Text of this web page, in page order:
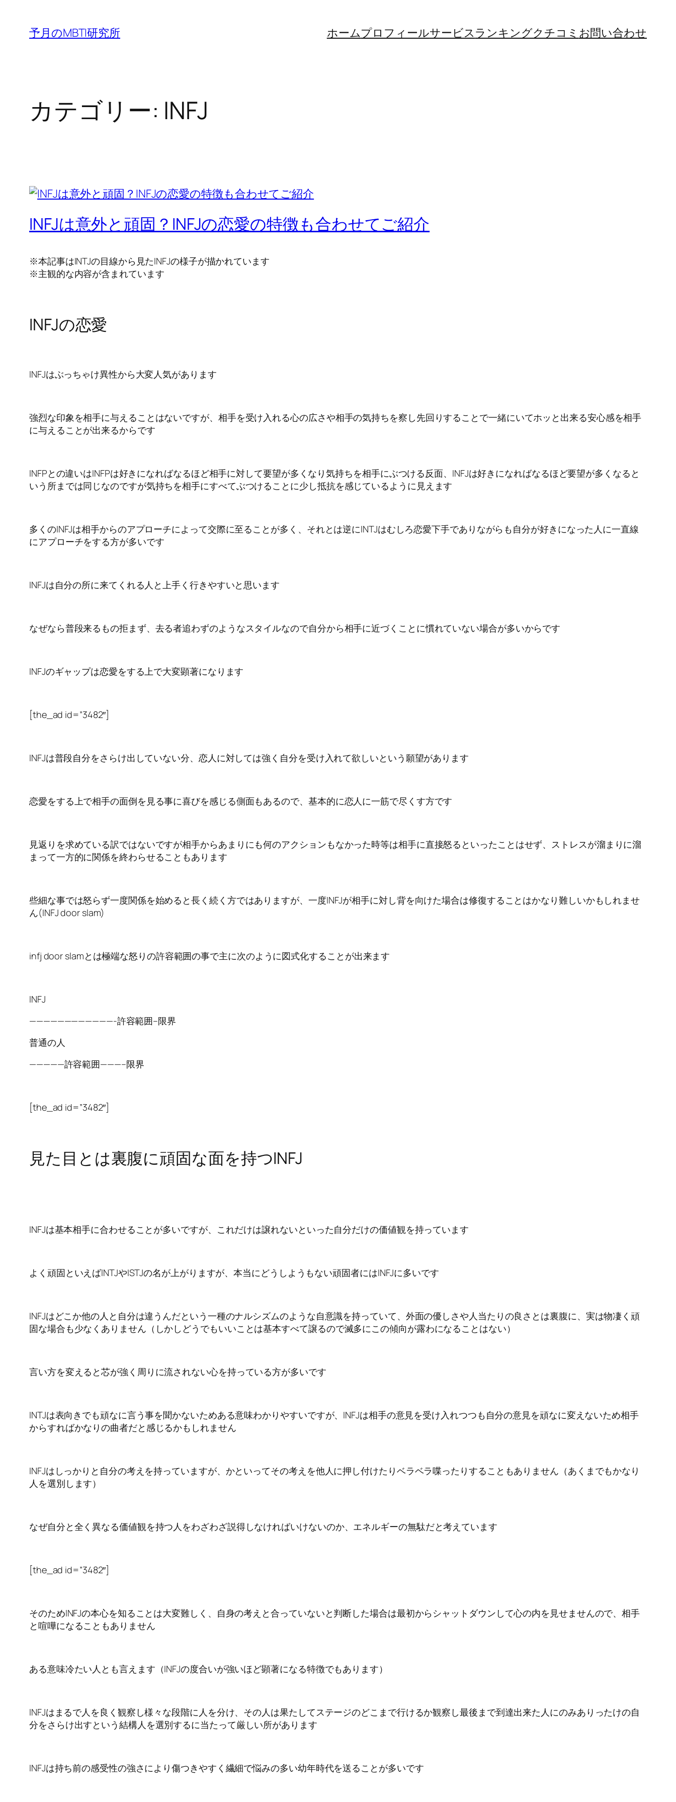
予月のMBTI研究所 ホームプロフィールサービスランキングクチコミ お問い合わせ
カテゴリー: INFJ
INFJは意外と頑固？INFJの恋愛の特徴も合わせてご紹介
※本記事はINTJの目線から見たINFJの様子が描かれています
※主観的な内容が含まれています
INFJの恋愛
INFJはぶっちゃけ異性から大変人気があります
強烈な印象を相手に与えることはないですが、相手を受け入れる心の広さや相手の気持ちを察し先回りすることで一緒にいてホッと出来る安心感を相手
に与えることが出来るからです
INFPとの違いはINFPは好きになればなるほど相手に対して要望が多くなり気持ちを相手にぶつける反面、INFJは好きになればなるほど要望が多くなると
いう所までは同じなのですが気持ちを相手にすべてぶつけることに少し抵抗を感じているように見えます
多くのINFJは相手からのアプローチによって交際に至ることが多く、それとは逆にINTJはむしろ恋愛下手でありながらも自分が好きになった人に一直線
にアプローチをする方が多いです
INFJは自分の所に来てくれる人と上手く行きやすいと思います
なぜなら普段来るもの拒まず、去る者追わずのようなスタイルなので自分から相手に近づくことに慣れていない場合が多いからです
INFJのギャップは恋愛をする上で大変顕著になります
[the_ad id=”3482″]
INFJは普段自分をさらけ出していない分、恋人に対しては強く自分を受け入れて欲しいという願望があります
恋愛をする上で相手の面倒を見る事に喜びを感じる側面もあるので、基本的に恋人に一筋で尽くす方です
見返りを求めている訳ではないですが相手からあまりにも何のアクションもなかった時等は相手に直接怒るといったことはせず、ストレスが溜まりに溜
まって一方的に関係を終わらせることもあります
些細な事では怒らず一度関係を始めると長く続く方ではありますが、一度INFJが相手に対し背を向けた場合は修復することはかなり難しいかもしれませ
ん(INFJ door slam)
infj door slamとは極端な怒りの許容範囲の事で主に次のように図式化することが出来ます
INFJ
————————————-許容範囲–限界
普通の人
—————許容範囲———–限界
[the_ad id=”3482″]
見た目とは裏腹に頑固な面を持つINFJ
INFJは基本相手に合わせることが多いですが、これだけは譲れないといった自分だけの価値観を持っています
よく頑固といえばINTJやISTJの名が上がりますが、本当にどうしようもない頑固者にはINFJに多いです
INFJはどこか他の人と自分は違うんだという一種のナルシズムのような自意識を持っていて、外面の優しさや人当たりの良さとは裏腹に、実は物凄く頑
固な場合も少なくありません（しかしどうでもいいことは基本すべて譲るので滅多にこの傾向が露わになることはない）
言い方を変えると芯が強く周りに流されない心を持っている方が多いです
INTJは表向きでも頑なに言う事を聞かないためある意味わかりやすいですが、INFJは相手の意見を受け入れつつも自分の意見を頑なに変えないため相手
からすればかなりの曲者だと感じるかもしれません
INFJはしっかりと自分の考えを持っていますが、かといってその考えを他人に押し付けたりベラベラ喋ったりすることもありません（あくまでもかなり
人を選別します）
なぜ自分と全く異なる価値観を持つ人をわざわざ説得しなければいけないのか、エネルギーの無駄だと考えています
[the_ad id=”3482″]
そのためINFJの本心を知ることは大変難しく、自身の考えと合っていないと判断した場合は最初からシャットダウンして心の内を見せませんので、相手
と喧嘩になることもありません
ある意味冷たい人とも言えます（INFJの度合いが強いほど顕著になる特徴でもあります）
INFJはまるで人を良く観察し様々な段階に人を分け、その人は果たしてステージのどこまで行けるか観察し最後まで到達出来た人にのみありったけの自
分をさらけ出すという結構人を選別するに当たって厳しい所があります
INFJは持ち前の感受性の強さにより傷つきやすく繊細で悩みの多い幼年時代を送ることが多いです